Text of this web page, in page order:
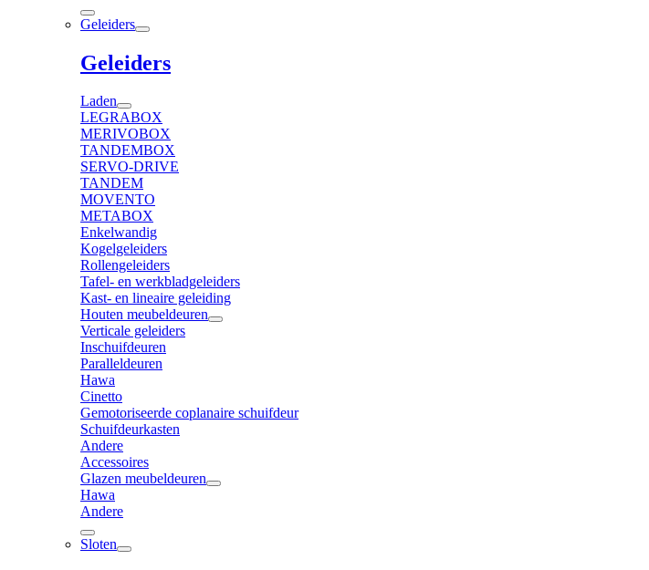
Geleiders
Geleiders
Laden
LEGRABOX
MERIVOBOX
TANDEMBOX
SERVO-DRIVE
TANDEM
MOVENTO
METABOX
Enkelwandig
Kogelgeleiders
Rollengeleiders
Tafel- en werkbladgeleiders
Kast- en lineaire geleiding
Houten meubeldeuren
Verticale geleiders
Inschuifdeuren
Paralleldeuren
Hawa
Cinetto
Gemotoriseerde coplanaire schuifdeur
Schuifdeurkasten
Andere
Accessoires
Glazen meubeldeuren
Hawa
Andere
Sloten